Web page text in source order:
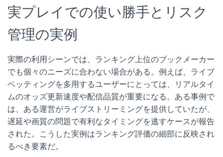
実プレイでの使い勝手とリスク
管理の実例
実際の利用シーンでは、ランキング上位のブックメーカー
でも個々のニーズに合わない場合がある。例えば、ライブ
ベッティングを多用するユーザーにとっては、リアルタイ
ムのオッズ更新速度や配信品質が重要になる。ある事例で
は、ある運営がライブストリーミングを提供していたが、
遅延や画質の問題で有利なタイミングを逃すケースが報告
された。こうした実例はランキング評価の細部に反映され
るべき要素だ。